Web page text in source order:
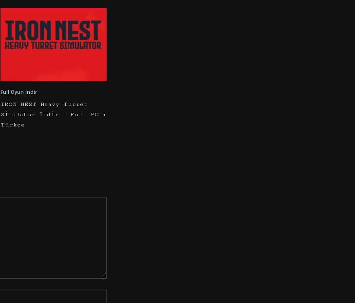
Full Oyun İndir
IRON NEST Heavy Turret
Simulator İndir – Full PC +
Türkçe